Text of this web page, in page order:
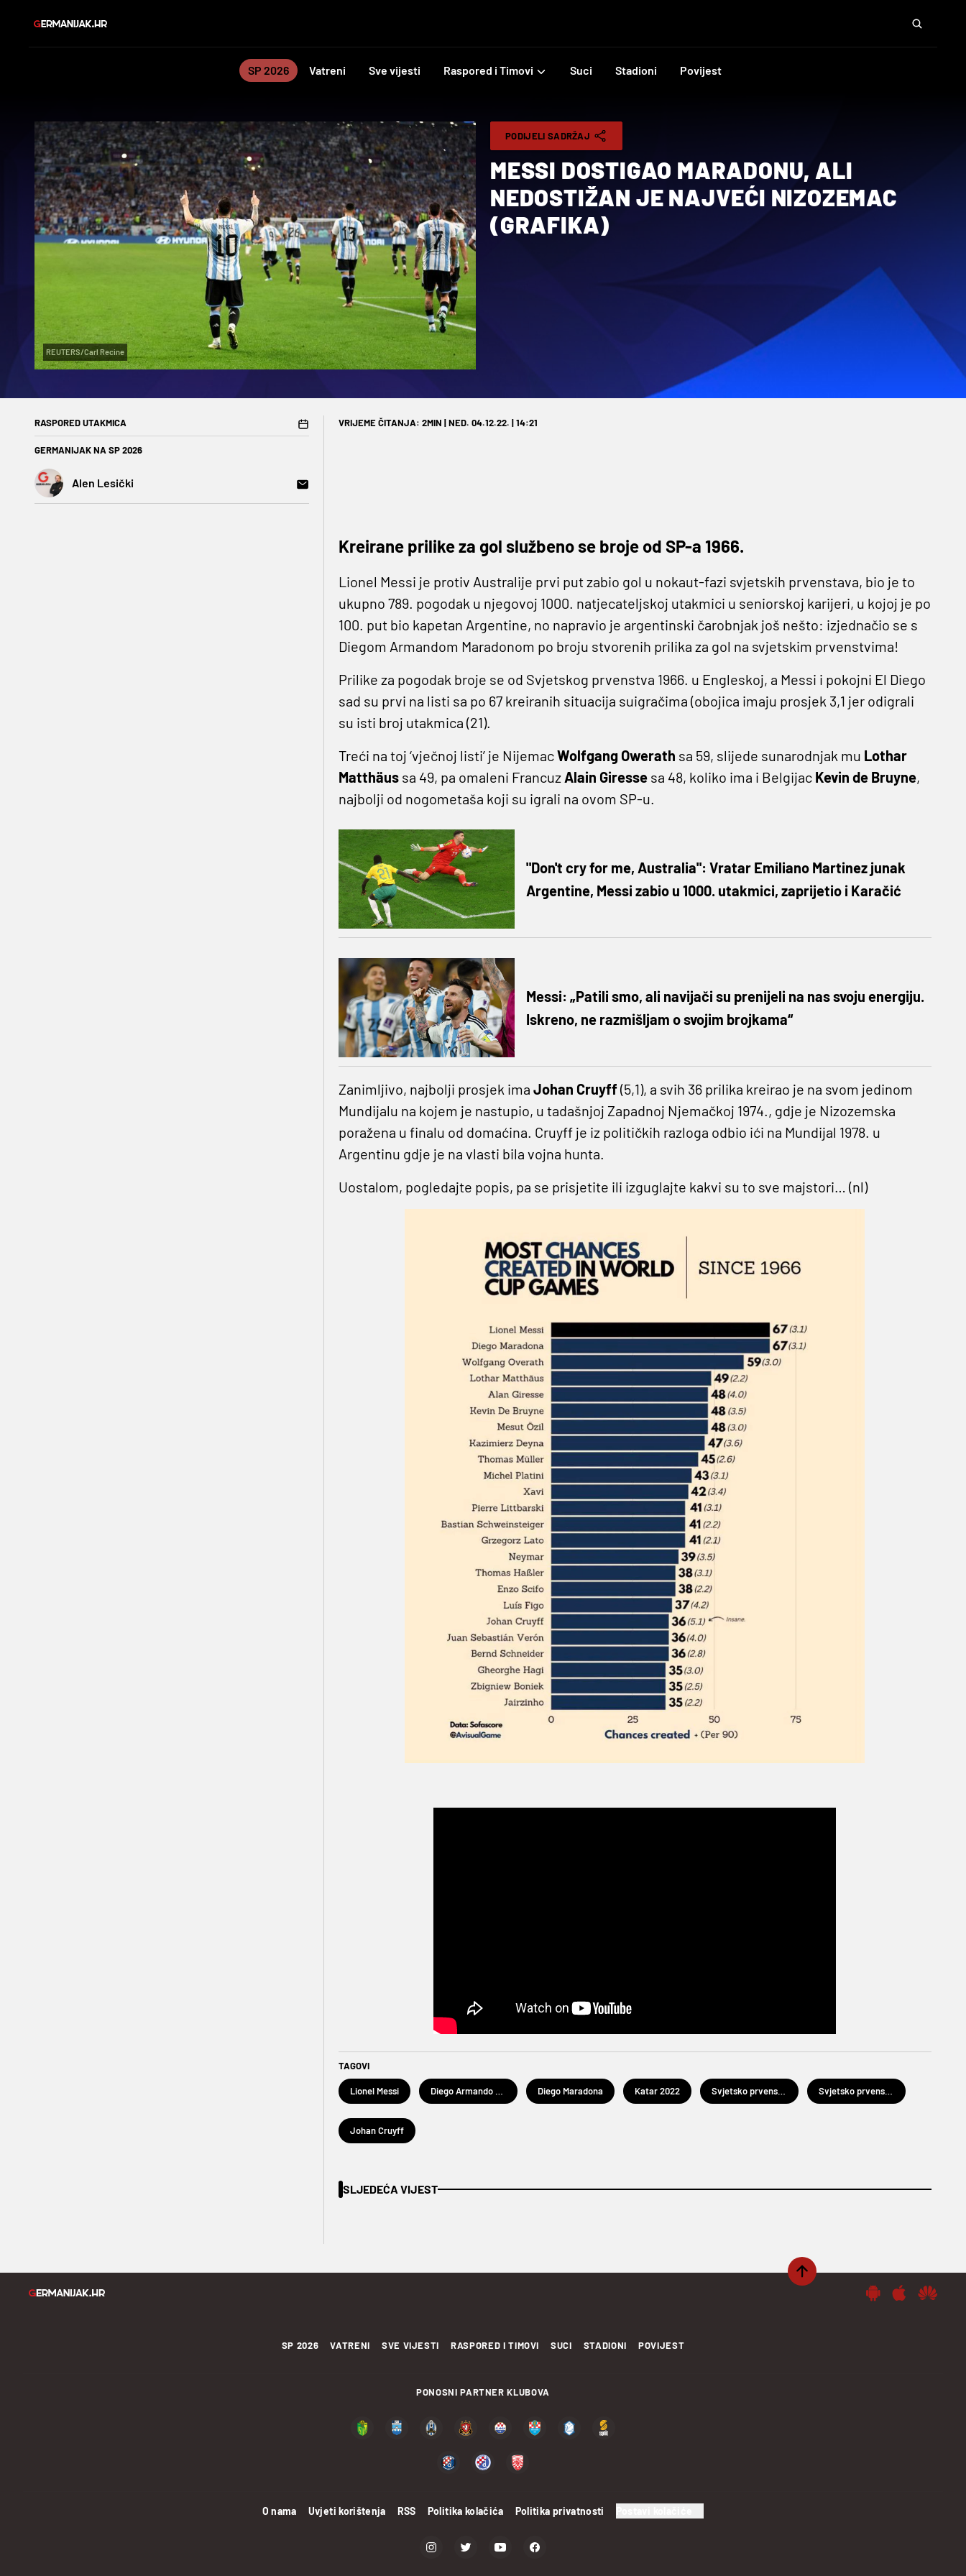
SP 2026 Vatreni Sve vijesti Raspored i Timovi Suci Stadioni Povijest
REUTERS/Carl Recine
PODIJELI SADRŽAJ
MESSI DOSTIGAO MARADONU, ALI
NEDOSTIŽAN JE NAJVEĆI NIZOZEMAC
(GRAFIKA)
RASPORED UTAKMICA
GERMANIJAK NA SP 2026
Alen Lesički
VRIJEME ČITANJA: 2MIN | NED. 04.12.22. | 14:21
Kreirane prilike za gol službeno se broje od SP-a 1966.
Lionel Messi je protiv Australije prvi put zabio gol u nokaut-fazi svjetskih prvenstava, bio je to
ukupno 789. pogodak u njegovoj 1000. natjecateljskoj utakmici u seniorskoj karijeri, u kojoj je po
100. put bio kapetan Argentine, no napravio je argentinski čarobnjak još nešto: izjednačio se s
Diegom Armandom Maradonom po broju stvorenih prilika za gol na svjetskim prvenstvima!
Prilike za pogodak broje se od Svjetskog prvenstva 1966. u Engleskoj, a Messi i pokojni El Diego
sad su prvi na listi sa po 67 kreiranih situacija suigračima (obojica imaju prosjek 3,1 jer odigrali
su isti broj utakmica (21).
Treći na toj ‘vječnoj listi’ je NijemacWolfgang Owerath sa 59, slijede sunarodnjak mu Lothar
Matthäussa 49, pa omaleni Francuz Alain Giressesa 48, koliko ima i Belgijac Kevin de Bruyne,
najbolji od nogometaša koji su igrali na ovom SP-u.
"Don't cry for me, Australia": Vratar Emiliano Martinez junak
Argentine, Messi zabio u 1000. utakmici, zaprijetio i Karačić
Messi: „Patili smo, ali navijači su prenijeli na nas svoju energiju.
Iskreno, ne razmišljam o svojim brojkama“
Zanimljivo, najbolji prosjek ima Johan Cruyff(5,1), a svih 36 prilika kreirao je na svom jedinom
Mundijalu na kojem je nastupio, u tadašnjoj Zapadnoj Njemačkoj 1974., gdje je Nizozemska
poražena u finalu od domaćina. Cruyff je iz političkih razloga odbio ići na Mundijal 1978. u
Argentinu gdje je na vlasti bila vojna hunta.
Uostalom, pogledajte popis, pa se prisjetite ili izguglajte kakvi su to sve majstori… (nl)
TAGOVI
Lionel Messi Diego Maradona Katar 2022 Svjetsko prvenstvo u nogometu Katar 2022. Svjetsko prvenstvo u nogometu
Johan Cruyff
SLJEDEĆA VIJEST
SP 2026 VATRENI SVE VIJESTI RASPORED I TIMOVI SUCI STADIONI POVIJEST
PONOSNI PARTNER KLUBOVA
O nama Uvjeti korištenja RSS Politika kolačića Politika privatnosti